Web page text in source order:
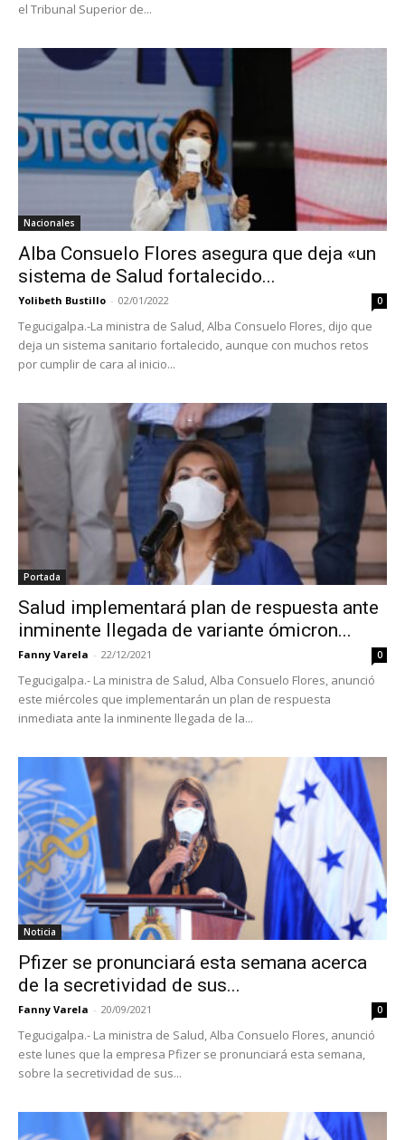
el Tribunal Superior de...
Nacionales
Alba Consuelo Flores asegura que deja «un
sistema de Salud fortalecido...
Yolibeth Bustillo - 02/01/2022 0
Tegucigalpa.-La ministra de Salud, Alba Consuelo Flores, dijo que
deja un sistema sanitario fortalecido, aunque con muchos retos
por cumplir de cara al inicio...
Portada
Salud implementará plan de respuesta ante
inminente llegada de variante ómicron...
Fanny Varela - 22/12/2021 0
Tegucigalpa.- La ministra de Salud, Alba Consuelo Flores, anunció
este miércoles que implementarán un plan de respuesta
inmediata ante la inminente llegada de la...
Noticia
Pfizer se pronunciará esta semana acerca
de la secretividad de sus...
Fanny Varela - 20/09/2021 0
Tegucigalpa.- La ministra de Salud, Alba Consuelo Flores, anunció
este lunes que la empresa Pfizer se pronunciará esta semana,
sobre la secretividad de sus...